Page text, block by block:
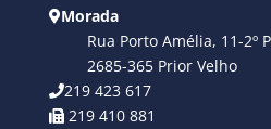
Morada
Rua Porto Amélia, 11-2º
2685-365 Prior Velho
219 423 617
219 410 881